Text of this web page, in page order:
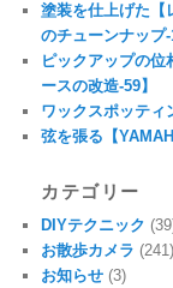
塗装を仕上げた【
のチューンナップ-
ピックアップの
ースの改造-59】
ワックスポッティ
弦を張る【
カテゴリー
DIYテクニック
お散歩カメラ (241)
お知らせ (3)